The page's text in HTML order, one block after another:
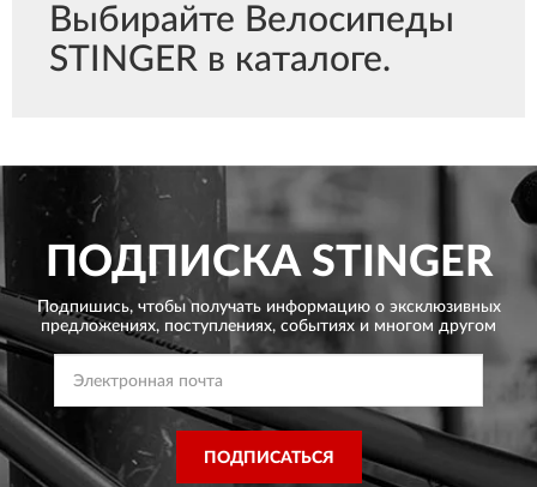
Выбирайте Велосипеды
STINGER в каталоге.
ПОДПИСКАSTINGER
Подпишись, чтобы получать информацию о эксклюзивных
предложениях, поступлениях, событиях и многом другом
ПОДПИСАТЬСЯ